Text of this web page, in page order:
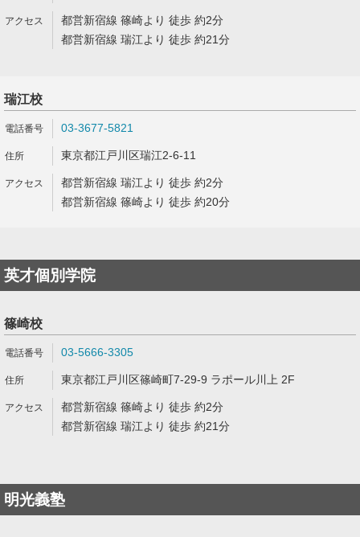
都営新宿線 篠崎より 徒歩 約2分
都営新宿線 瑞江より 徒歩 約21分
瑞江校
03-3677-5821
東京都江戸川区瑞江2-6-11
都営新宿線 瑞江より 徒歩 約2分
都営新宿線 篠崎より 徒歩 約20分
英才個別学院
篠崎校
03-5666-3305
東京都江戸川区篠崎町7-29-9 ラポール川上 2F
都営新宿線 篠崎より 徒歩 約2分
都営新宿線 瑞江より 徒歩 約21分
明光義塾